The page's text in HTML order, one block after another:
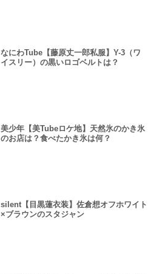
なにわTube【藤原丈一郎私服】Y-3（ワ
イスリー）の黒いロゴベルトは？
美少年【美Tubeロケ地】天然氷のかき氷
のお店は？食べたかき氷は何？
silent【目黒蓮衣装】佐倉想オフホワイト
×ブラウンのスタジャン